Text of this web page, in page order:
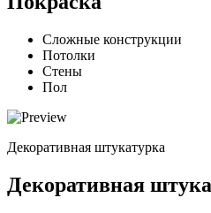
Сложные конструкции
Потолки
Стены
Пол
Декоративная штукатурка
Декоративная